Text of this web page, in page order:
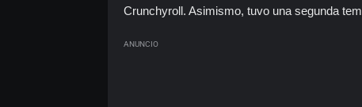
Crunchyroll. Asimismo, tuvo una segunda
ANUNCIO